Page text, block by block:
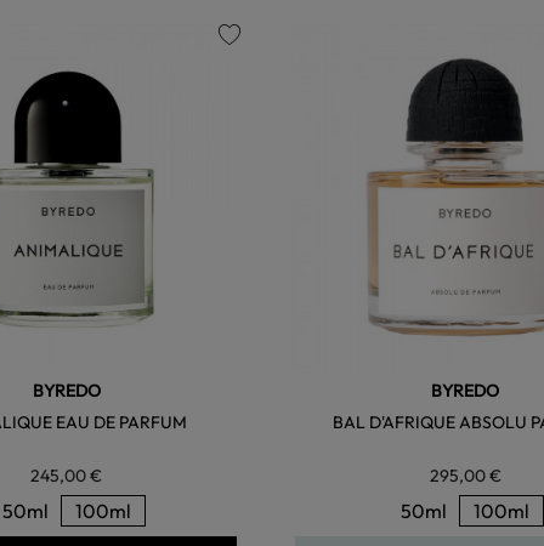
BYREDO
EAU DE PARFUM
245,00 €
50ml 100ml
BYREDO
BAL D'AFRIQUE ABSOLU
295,00 €
50ml 100ml